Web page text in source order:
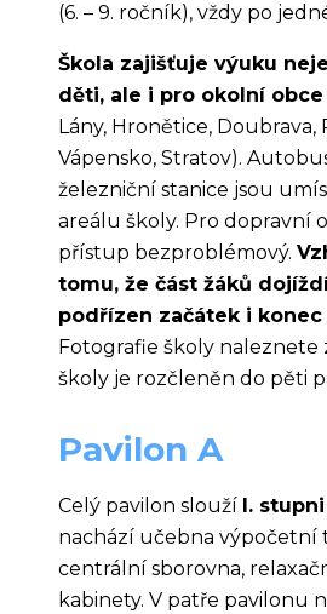
(6. – 9. ročník), vždy po
Škola zajišťuje výuku
děti, ale i pro okolní obce
Lány, Hronětice, Doubrava,
Vápensko, Stratov).
železniční stanice jsou
areálu školy. Pro dopravní
přístup bezproblémový.
tomu, že část žáků
podřízen začátek i konec
Fotografie školy naleznete
školy je rozčleněn do pěti
Pavilon A
Celý pavilon slouží I.
nachází učebna výpočetní
centrální sborovna,
kabinety. V patře pavilonu